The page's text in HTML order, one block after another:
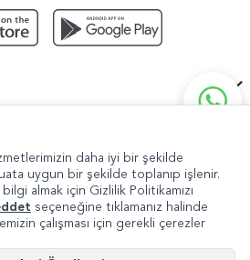
daha iyi bir şekilde
uygun bir şekilde toplanıp işlenir.
almak için Gizlilik Politikamızı
seçeneğine tıklamanız halinde
çalışması için gerekli çerezler